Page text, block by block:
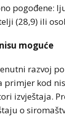
pogođene:
(28,9) ili
moguće
razvoj
primjer kod
izvještaja.
o